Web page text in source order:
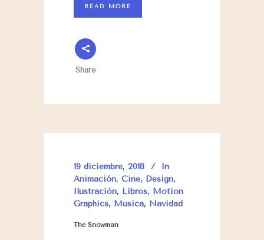
READ MORE
Share
19 diciembre, 2018
In
Animación, Cine, Design,
Ilustración, Libros, Motion
Graphics, Música, Navidad
The Snowman